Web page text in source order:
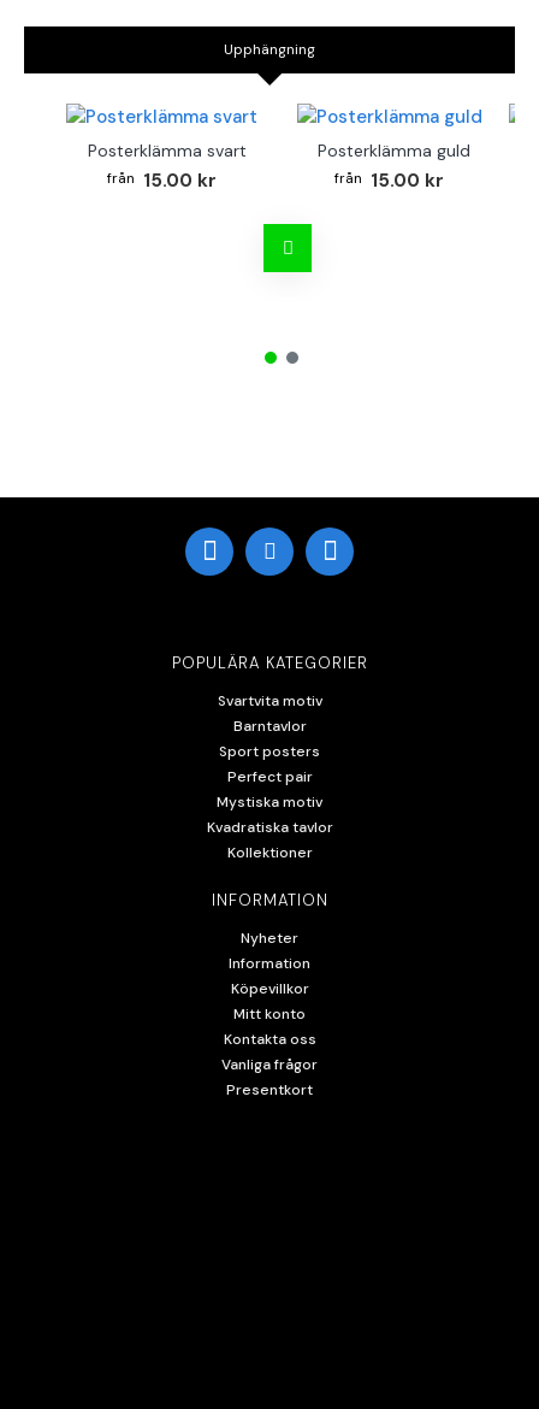
Upphängning
Posterklämma svart
15.00 kr
Posterklämma guld
15.00 kr
POPULÄRA KATEGORIER
Svartvita motiv
Barntavlor
Sport posters
Perfect pair
Mystiska motiv
Kvadratiska tavlor
Kollektioner
INFORMATION
Nyheter
Information
Köpevillkor
Mitt konto
Kontakta oss
Vanliga frågor
Presentkort